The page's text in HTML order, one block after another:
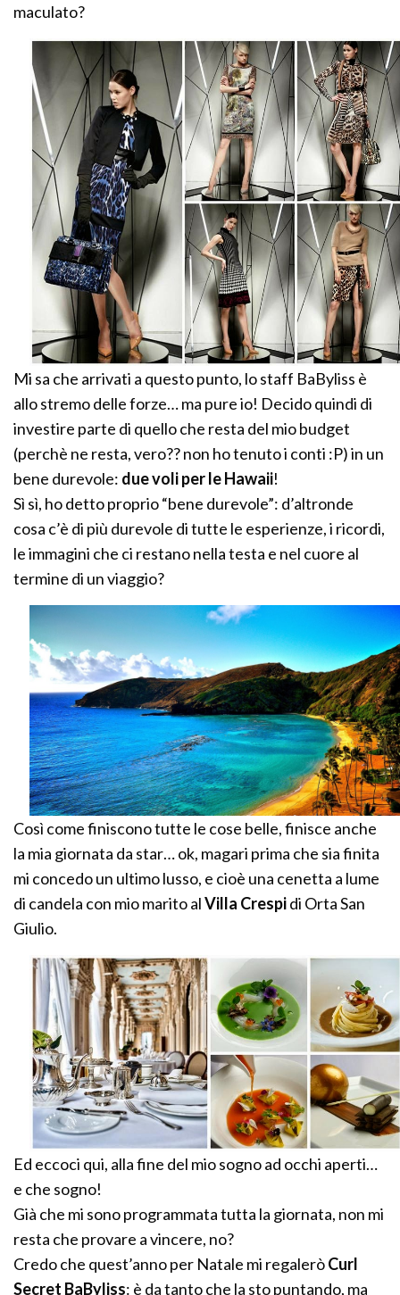
maculato?
Mi sa che arrivati a questo punto, lo staff BaByliss è
allo stremo delle forze… ma pure io! Decido quindi di
investire parte di quello che resta del mio budget
(perchè ne resta, vero?? non ho tenuto i conti :P) in un
bene durevole: due voli per le Hawaii!
Sì sì, ho detto proprio “bene durevole”: d’altronde
cosa c’è di più durevole di tutte le esperienze, i ricordi,
le immagini che ci restano nella testa e nel cuore al
termine di un viaggio?
Così come finiscono tutte le cose belle, finisce anche
la mia giornata da star… ok, magari prima che sia finita
mi concedo un ultimo lusso, e cioè una cenetta a lume
di candela con mio marito alVilla Crespidi Orta San
Giulio.
Ed eccoci qui, alla fine del mio sogno ad occhi aperti…
e che sogno!
Già che mi sono programmata tutta la giornata, non mi
resta che provare a vincere, no?
Credo che quest’anno per Natale mi regaleròCurl
Secret BaByliss: è da tanto che la sto puntando, ma